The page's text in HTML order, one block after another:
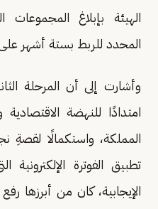
الهيئة بإبلاغ المجموعات
المحدد للربط بستة أشهر
وأشارت إلى أن المرحلة
امتدادًا للنهضة
المملكة، واستكمالًا لقصةِ
تطبيق الفوترة
الإيجابية، كان من أبرزها